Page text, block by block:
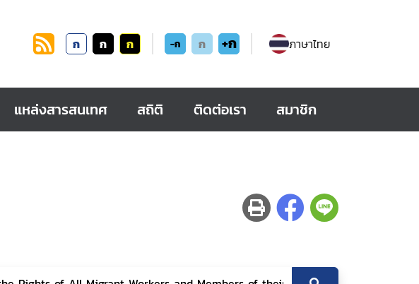
ก ก ก -ก ก +ก ภาษาไทย
แหล่งสารสนเทศ สถิติ ติดต่อเรา สมาชิก